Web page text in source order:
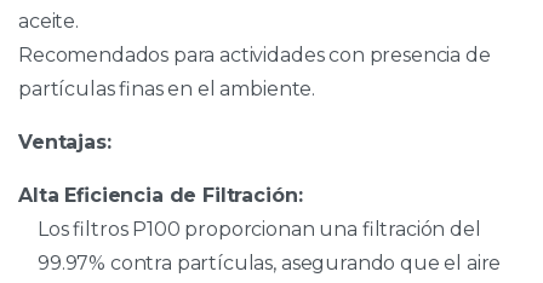
aceite.
Recomendados para actividades con presencia de
partículas finas en el ambiente.
Ventajas:
Alta Eficiencia de Filtración:
Los filtros P100 proporcionan una filtración del
99.97% contra partículas, asegurando que el aire